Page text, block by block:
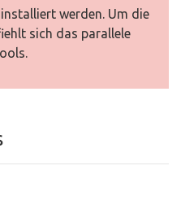
werden. Um die
sich das parallele